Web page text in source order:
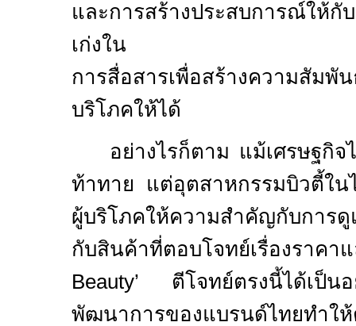
และการสร้างประสบการณ์ให้
เก่งใน
การสื่อสารเพื่อสร้างความสัมพั
บริโภคให้ได้
อย่างไรก็ตาม แม้เศรษฐกิจ
ท้าทาย แต่อุตสาหกรรมบิวตี้ใน
ผู้บริโภคให้ความสำคัญกับการ
กับสินค้าที่ตอบโจทย์เรื่องราคา
Beauty’ ตีโจทย์ตรงนี้ได้เป็
พัฒนาการของแบรนด์ไทยทำใ